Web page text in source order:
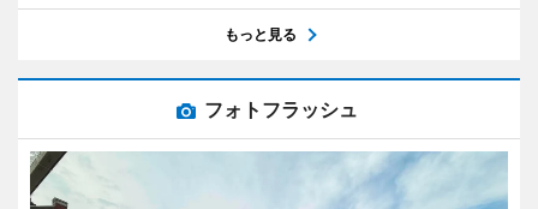
もっと見る
フォトフラッシュ